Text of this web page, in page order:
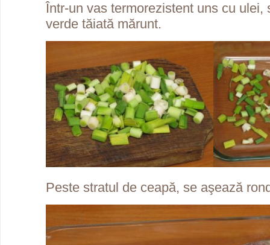
Într-un vas termorezistent uns cu ulei,
verde tăiată mărunt.
Peste stratul de ceapă, se aşează